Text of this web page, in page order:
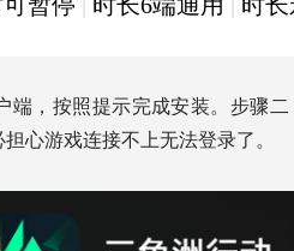
暂停 时长6端通用 时
端，按照提示完成安装。步骤
心游戏连接不上无法登录了。